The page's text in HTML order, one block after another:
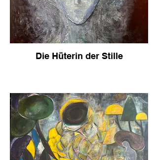
Die Hüterin der Stille